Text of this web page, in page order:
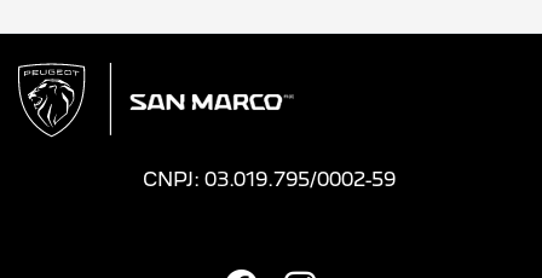
CNPJ: 03.019.795/0002-59